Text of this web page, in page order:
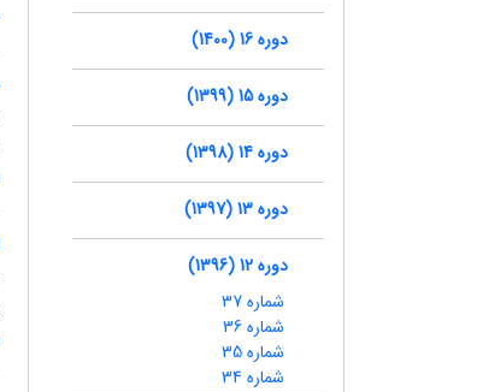
دوره 16 (1400)
دوره 15 (1399)
دوره 14 (1398)
دوره 13 (1397)
دوره 12 (1396)
شماره 37
شماره 36
شماره 35
شماره 34